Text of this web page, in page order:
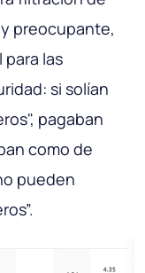
preocupante,
las
si solían
pagaban
como de
pueden